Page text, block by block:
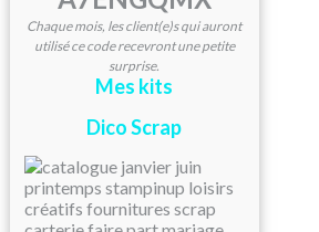
Chaque mois, les client(e)s qui auront
utilisé ce code recevront une petite
surprise.
Mes kits
Dico Scrap